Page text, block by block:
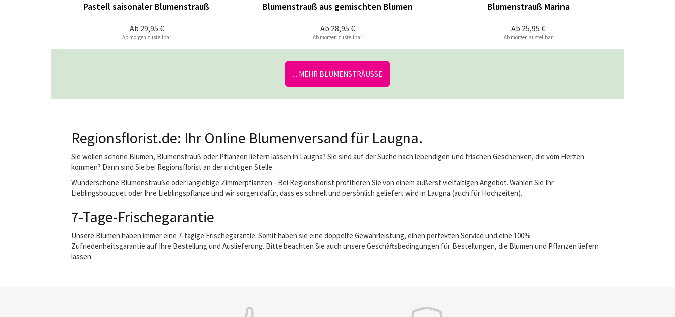
Ab 29,95 €
Pastell saisonaler Blumenstrauß
Ab morgen zustellbar
Ab 28,95 €
Blumenstrauß aus gemischten Blumen
Ab morgen zustellbar
Ab 25,95 €
Blumenstrauß Marina
Ab morgen zustellbar
... MEHR BLUMENSTRÄUSSE
Regionsflorist.de: Ihr Online Blumenversand für Laugna.
Sie wollen schöne Blumen, Blumenstrauß oder Pflanzen liefern lassen in Laugna? Sie sind auf der Suche nach lebendigen und frischen Geschenken, die vom Herzen
kommen? Dann sind Sie bei Regionsflorist an der richtigen Stelle.
Wunderschöne Blumensträuße oder langlebige Zimmerpflanzen - Bei Regionsflorist profitieren Sie von einem äußerst vielfältigen Angebot. Wählen Sie Ihr
Lieblingsbouquet oder Ihre Lieblingspflanze und wir sorgen dafür, dass es schnell und persönlich geliefert wird in Laugna (auch für Hochzeiten).
7-Tage-Frischegarantie
Unsere Blumen haben immer eine 7-tägige Frischegarantie. Somit haben sie eine doppelte Gewährleistung, einen perfekten Service und eine 100%
Zufriedenheitsgarantie auf Ihre Bestellung und Auslieferung. Bitte beachten Sie auch unsere Geschäftsbedingungen für Bestellungen, die Blumen und Pflanzen liefern
lassen.